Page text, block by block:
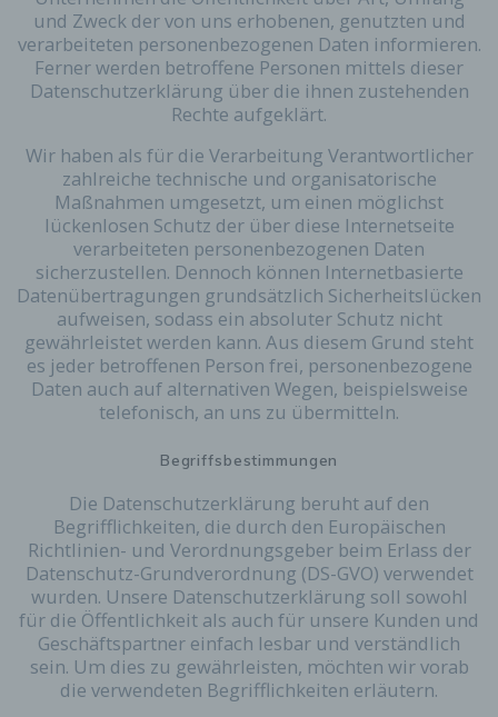
und Zweck der von uns erhobenen, genutzten und
verarbeiteten personenbezogenen Daten informieren.
Ferner werden betroffene Personen mittels dieser
Datenschutzerklärung über die ihnen zustehenden
Rechte aufgeklärt.
Wir haben als für die Verarbeitung Verantwortlicher
zahlreiche technische und organisatorische
Maßnahmen umgesetzt, um einen möglichst
lückenlosen Schutz der über diese Internetseite
verarbeiteten personenbezogenen Daten
sicherzustellen. Dennoch können Internetbasierte
Datenübertragungen grundsätzlich Sicherheitslücken
aufweisen, sodass ein absoluter Schutz nicht
gewährleistet werden kann. Aus diesem Grund steht
es jeder betroffenen Person frei, personenbezogene
Daten auch auf alternativen Wegen, beispielsweise
telefonisch, an uns zu übermitteln.
Begriffsbestimmungen
Die Datenschutzerklärung beruht auf den
Begrifflichkeiten, die durch den Europäischen
Richtlinien- und Verordnungsgeber beim Erlass der
Datenschutz-Grundverordnung (DS-GVO) verwendet
wurden. Unsere Datenschutzerklärung soll sowohl
für die Öffentlichkeit als auch für unsere Kunden und
Geschäftspartner einfach lesbar und verständlich
sein. Um dies zu gewährleisten, möchten wir vorab
die verwendeten Begrifflichkeiten erläutern.